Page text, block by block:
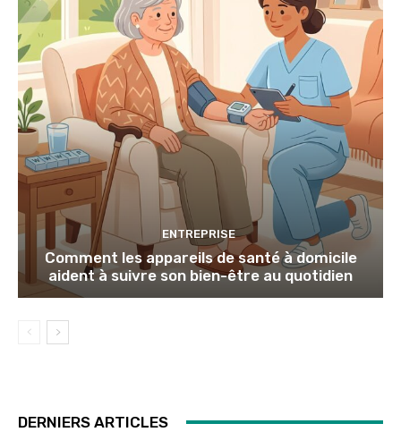
ENTREPRISE
Comment les appareils de santé à domicile
aident à suivre son bien-être au quotidien
DERNIERS ARTICLES